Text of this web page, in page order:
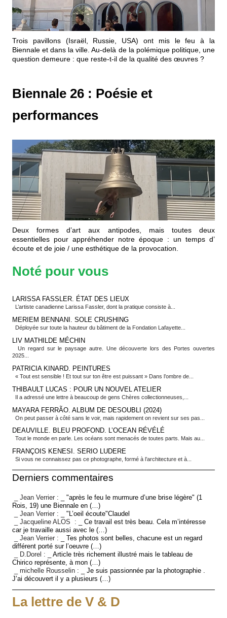
Trois pavillons (Israël, Russie, USA) ont mis le feu à la
Biennale et dans la ville. Au-delà de la polémique politique, une
question demeure : que reste-t-il de la qualité des œuvres ?
Biennale 26 : Poésie et
performances
Deux formes d’art aux antipodes, mais toutes deux
essentielles pour appréhender notre époque : un temps d’
écoute et de joie / une esthétique de la provocation.
Noté pour vous
LARISSA FASSLER. ÉTAT DES LIEUX
L’artiste canadienne Larissa Fassler, dont la pratique consiste à...
MERIEM BENNANI. SOLE CRUSHING
Déployée sur toute la hauteur du bâtiment de la Fondation Lafayette...
LIV MATHILDE MÉCHIN
Un regard sur le paysage autre. Une découverte lors des Portes ouvertes
2025...
PATRICIA KINARD. PEINTURES
« Tout est sensible ! Et tout sur ton être est puissant » Dans l’ombre de...
THIBAULT LUCAS : POUR UN NOUVEL ATELIER
Il a adressé une lettre à beaucoup de gens Chères collectionneuses,...
MAYARA FERRÃO. ALBUM DE DESOUBLI (2024)
On peut passer à côté sans le voir, mais rapidement on revient sur ses pas...
DEAUVILLE. BLEU PROFOND. L’OCEAN RÉVÉLÉ
Tout le monde en parle. Les océans sont menacés de toutes parts. Mais au...
FRANÇOIS KENESI. SERIO LUDERE
Si vous ne connaissez pas ce photographe, formé à l’architecture et à...
Derniers commentaires
_ Jean Verrier :
_ "après le feu le murmure d’une brise légère" (1
Rois, 19) une Biennale en (…)
_ Jean Verrier :
_ "L’oeil écoute"Claudel
_ Jacqueline ALOS :
_ Ce travail est très beau. Cela m’intéresse
car je travaille aussi avec le (…)
_ Jean Verrier :
_ Tes photos sont belles, chacune est un regard
différent porté sur l’oeuvre (…)
_ D.Dorel :
_ Article très richement illustré mais le tableau de
Chirico représente, à mon (…)
_ michelle Rousselin :
_ Je suis passionnée par la photographie .
J’ai découvert il y a plusieurs (…)
La lettre de V & D